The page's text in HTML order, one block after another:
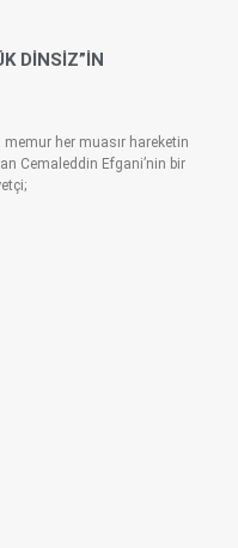
DİNSİZ”İN
memur her muasır hareketin
Cemaleddin Efgani’nin bir